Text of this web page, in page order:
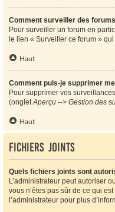
Comment surveiller des
Pour surveiller un forum en
le lien « Surveiller ce forum »
Haut
Comment puis-je supprimer
Pour supprimer vos
(ongletAperçu --> Gestion des
Haut
Fichiers joints
Quels fichiers joints sont
L’administrateur peut autoriser
vous n’êtes pas sûr de ce qui
l’administrateur pour plus